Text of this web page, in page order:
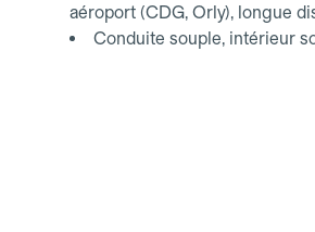
aéroport (CDG, Orly), longue
Conduite souple, intérieur